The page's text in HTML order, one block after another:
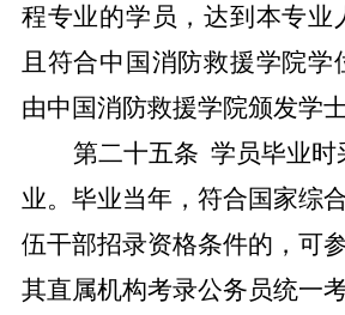
程专业的学员，达到本专业
且符合中国消防救援学院学
由中国消防救援学院颁发学
第二十五条 学员毕业时
业。毕业当年，符合国家综
伍干部招录资格条件的，可
其直属机构考录公务员统一